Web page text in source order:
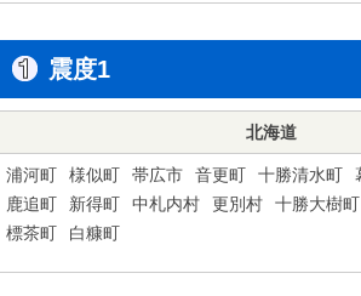
震度1
北海道
浦河町 様似町 帯広市 音更町 十勝清水町
鹿追町
新得町 中札内村 更別村 十勝大樹町
標茶町
白糠町